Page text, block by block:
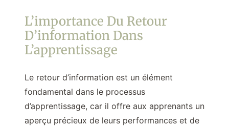
L’importance Du Retour
D’information Dans
L’apprentissage
Le retour d’information est un élément
fondamental dans le processus
d’apprentissage, car il offre aux apprenants un
aperçu précieux de leurs performances et de